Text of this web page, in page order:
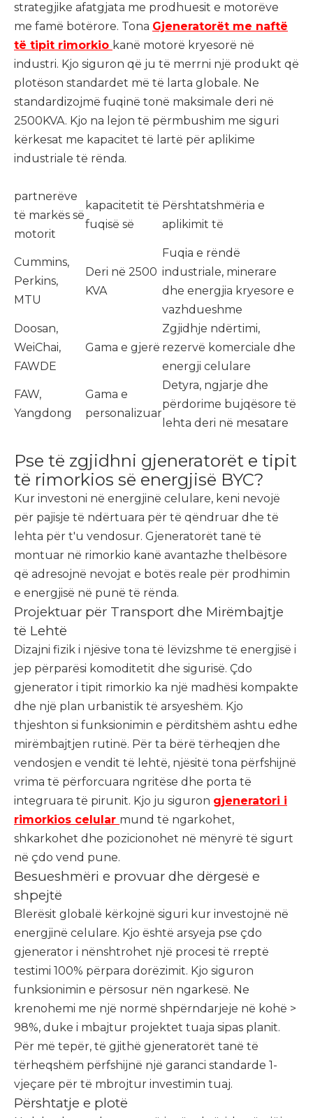
strategjike afatgjata me prodhuesit e motorëve
me famë botërore. Tona Gjeneratorët me naftë
të tipit rimorkio kanë motorë kryesorë në
industri. Kjo siguron që ju të merrni një produkt që
plotëson standardet më të larta globale. Ne
standardizojmë fuqinë tonë maksimale deri në
2500KVA. Kjo na lejon të përmbushim me siguri
kërkesat me kapacitet të lartë për aplikime
industriale të rënda.
partnerëve
të markës së
motorit
kapacitetit të
fuqisë së
Përshtatshmëria e
aplikimit të
Cummins,
Perkins,
MTU
Deri në 2500
KVA
Fuqia e rëndë
industriale, minerare
dhe energjia kryesore e
vazhdueshme
Doosan,
WeiChai,
FAWDE
Gama e gjerë
Zgjidhje ndërtimi,
rezervë komerciale dhe
energji celulare
FAW,
Yangdong
Gama e
personalizuar
Detyra, ngjarje dhe
përdorime bujqësore të
lehta deri në mesatare
Pse të zgjidhni gjeneratorët e tipit
të rimorkios së energjisë BYC?
Kur investoni në energjinë celulare, keni nevojë
për pajisje të ndërtuara për të qëndruar dhe të
lehta për t'u vendosur. Gjeneratorët tanë të
montuar në rimorkio kanë avantazhe thelbësore
që adresojnë nevojat e botës reale për prodhimin
e energjisë në punë të rënda.
Projektuar për Transport dhe Mirëmbajtje
të Lehtë
Dizajni fizik i njësive tona të lëvizshme të energjisë i
jep përparësi komoditetit dhe sigurisë. Çdo
gjenerator i tipit rimorkio ka një madhësi kompakte
dhe një plan urbanistik të arsyeshëm. Kjo
thjeshton si funksionimin e përditshëm ashtu edhe
mirëmbajtjen rutinë. Për ta bërë tërheqjen dhe
vendosjen e vendit të lehtë, njësitë tona përfshijnë
vrima të përforcuara ngritëse dhe porta të
integruara të pirunit. Kjo ju siguron gjeneratori i
rimorkios celular mund të ngarkohet,
shkarkohet dhe pozicionohet në mënyrë të sigurt
në çdo vend pune.
Besueshmëri e provuar dhe dërgesë e
shpejtë
Blerësit globalë kërkojnë siguri kur investojnë në
energjinë celulare. Kjo është arsyeja pse çdo
gjenerator i nënshtrohet një procesi të rreptë
testimi 100% përpara dorëzimit. Kjo siguron
funksionimin e përsosur nën ngarkesë. Ne
krenohemi me një normë shpërndarjeje në kohë >
98%, duke i mbajtur projektet tuaja sipas planit.
Për më tepër, të gjithë gjeneratorët tanë të
tërheqshëm përfshijnë një garanci standarde 1-
vjeçare për të mbrojtur investimin tuaj.
Përshtatje e plotë